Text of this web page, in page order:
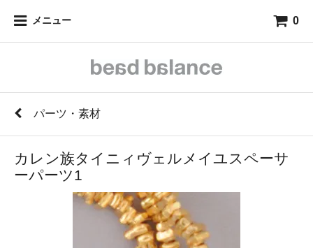
メニュー 0
パーツ・素材
カレン族タイニィヴェルメイユスペーサ
ーパーツ1